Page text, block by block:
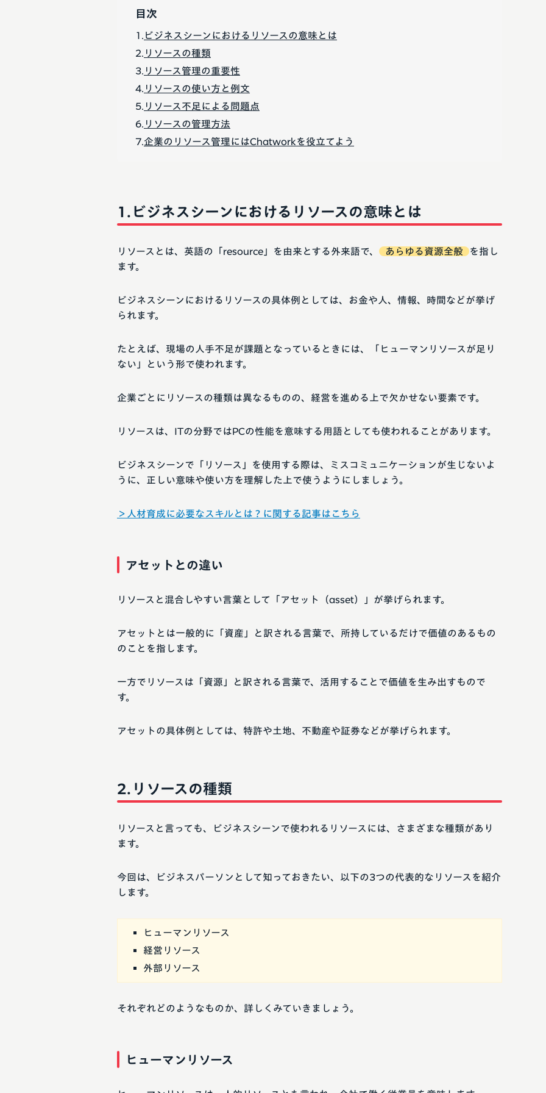
目次
ビジネスシーンにおけるリソースの意味とは
リソースの種類
リソース管理の重要性
リソースの使い方と例文
リソース不足による問題点
リソースの管理方法
企業のリソース管理にはChatworkを役立てよう
ビジネスシーンにおけるリソースの意味とは
リソースとは、英語の「resource」を由来とする外来語で、 あらゆる資源全般
を指し
ます。
ビジネスシーンにおけるリソースの具体例としては、お金や人、情報、時間などが挙げ
られます。
たとえば、現場の人手不足が課題となっているときには、「ヒューマンリソースが足り
ない」という形で使われます。
企業ごとにリソースの種類は異なるものの、経営を進める上で欠かせない要素です。
リソースは、ITの分野ではPCの性能を意味する用語としても使われることがあります。
ビジネスシーンで「リソース」を使用する際は、ミスコミュニケーションが生じないよ
うに、正しい意味や使い方を理解した上で使うようにしましょう。
＞人材育成に必要なスキルとは？に関する記事はこちら
アセットとの違い
リソースと混合しやすい言葉として「アセット（asset）」が挙げられます。
アセットとは一般的に「資産」と訳される言葉で、所持しているだけで価値のあるもの
のことを指します。
一方でリソースは「資源」と訳される言葉で、活用することで価値を生み出すもので
す。
アセットの具体例としては、特許や土地、不動産や証券などが挙げられます。
リソースの種類
リソースと言っても、ビジネスシーンで使われるリソースには、さまざまな種類があり
ます。
今回は、ビジネスパーソンとして知っておきたい、以下の3つの代表的なリソースを紹介
します。
ヒューマンリソース
経営リソース
外部リソース
それぞれどのようなものか、詳しくみていきましょう。
ヒューマンリソース